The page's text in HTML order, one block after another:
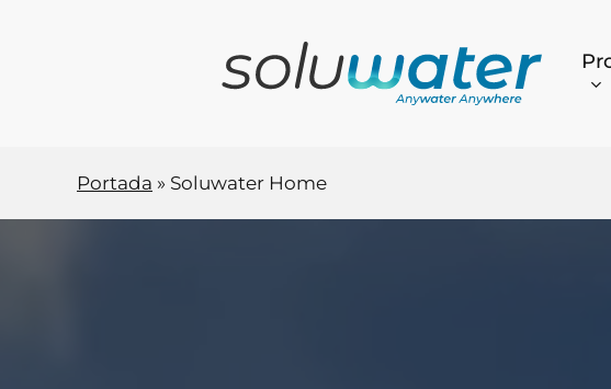
Portada » Soluwater Home